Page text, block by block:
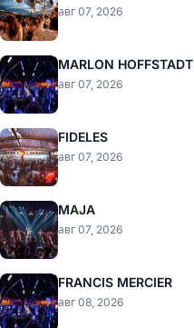
авг 07, 2026
MARLON HOFFSTADT
авг 07, 2026
FIDELES
авг 07, 2026
MAJA
авг 07, 2026
FRANCIS MERCIER
авг 08, 2026